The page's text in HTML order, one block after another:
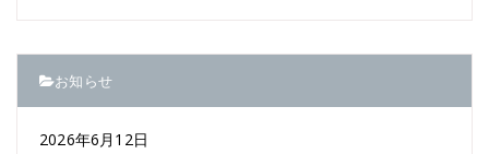
お知らせ
2026年6月12日